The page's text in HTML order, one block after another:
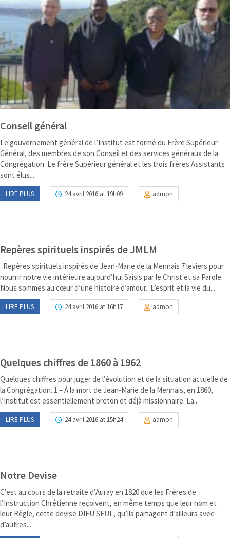
Conseil général
Le gouvernement général de l’Institut est formé du Frère Supérieur
Général, des membres de son Conseil et des services généraux de la
Congrégation. Le frère Supérieur général et les trois frères Assistants
sont élus...
LIRE PLUS 24 avril 2016 at 19h09 admon
Repères spirituels inspirés de JMLM
Repères spirituels inspirés de Jean-Marie de la Mennais 7 leviers pour
nourrir notre vie intérieure aujourd’hui Saisis par le Christ et sa Parole.
Nous sommes au cœur d’une histoire d’amour. L’esprit et la vie du...
LIRE PLUS 24 avril 2016 at 16h17 admon
Quelques chiffres de 1860 à 1962
Quelques chiffres pour juger de l’évolution et de la situation actuelle de
la Congrégation. 1 – À la mort de Jean-Marie de la Mennais, en 1860,
l’Institut est essentiellement breton et déjà missionnaire. La...
LIRE PLUS 24 avril 2016 at 15h24 admon
Notre Devise
C’est au cours de la retraite d’Auray en 1820 que les Frères de
l’Instruction Chrétienne reçoivent, en même temps que leur nom et
leur Règle, cette devise DIEU SEUL, qu’ils partagent d’ailleurs avec
d’autres...